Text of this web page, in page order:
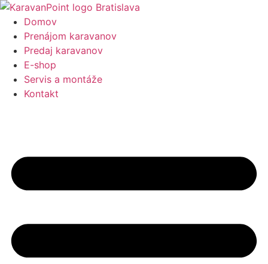
Preskočiť
obsah
Domov
Prenájom karavanov
Predaj karavanov
E-shop
Servis a montáže
Kontakt